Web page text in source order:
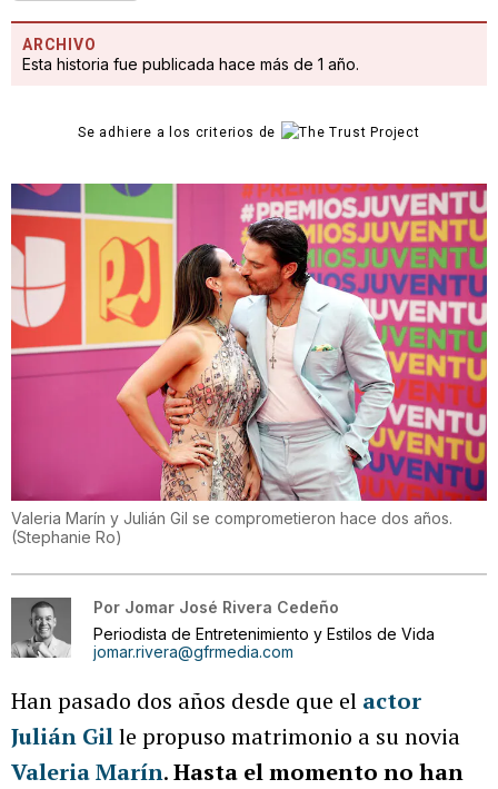
ARCHIVO
Esta historia fue publicada hace más de 1 año.
Se adhiere a los criterios de
Valeria Marín y Julián Gil se comprometieron hace dos años.
(Stephanie Ro)
Por Jomar José Rivera Cedeño
Periodista de Entretenimiento y Estilos de Vida
jomar.rivera@gfrmedia.com
Han pasado dos años desde que el actor
Julián Gille propuso matrimonio a su novia
Valeria Marín.Hasta el momento no han